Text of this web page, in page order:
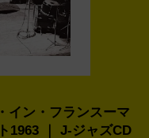
イン・フランスーマ
1963 ｜ J-ジャズCD